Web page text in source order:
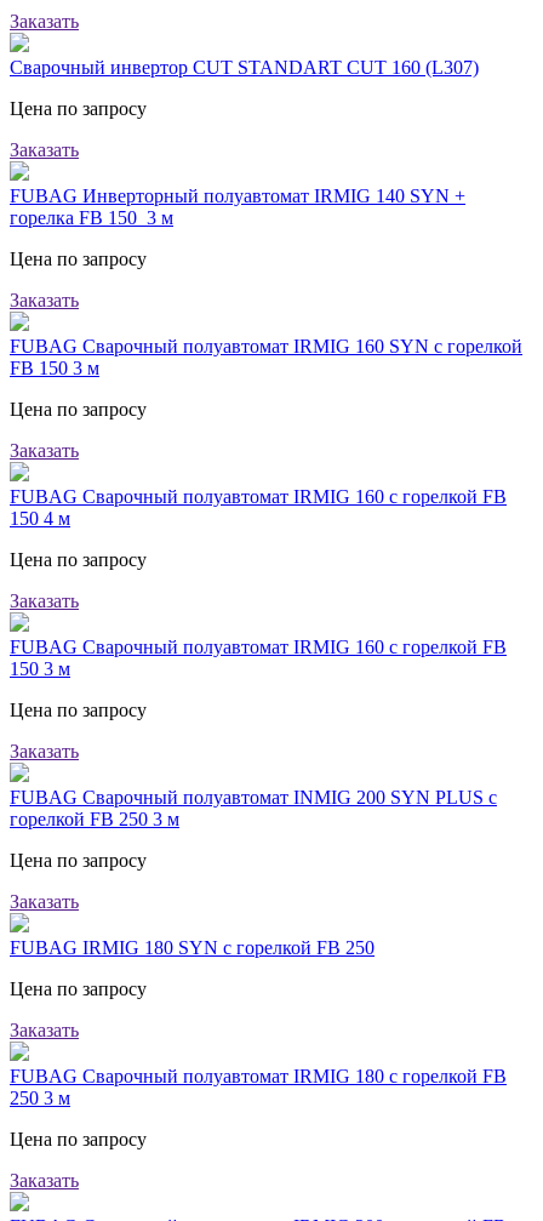
Заказать
Сварочный инвертор CUT STANDART CUT 160 (L307)
Цена по запросу
Заказать
FUBAG Инверторный полуавтомат IRMIG 140 SYN +
горелка FB 150_3 м
Цена по запросу
Заказать
FUBAG Сварочный полуавтомат IRMIG 160 SYN с горелкой
FB 150 3 м
Цена по запросу
Заказать
FUBAG Сварочный полуавтомат IRMIG 160 с горелкой FB
150 4 м
Цена по запросу
Заказать
FUBAG Сварочный полуавтомат IRMIG 160 с горелкой FB
150 3 м
Цена по запросу
Заказать
FUBAG Сварочный полуавтомат INMIG 200 SYN PLUS с
горелкой FB 250 3 м
Цена по запросу
Заказать
FUBAG IRMIG 180 SYN с горелкой FB 250
Цена по запросу
Заказать
FUBAG Сварочный полуавтомат IRMIG 180 с горелкой FB
250 3 м
Цена по запросу
Заказать